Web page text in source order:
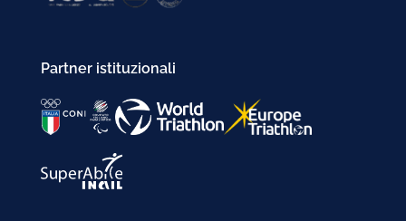
Partner istituzionali